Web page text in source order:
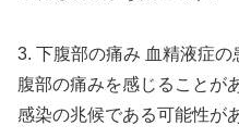
3. 下腹部の痛み 血精液症
腹部の痛みを感じることが
感染の兆候である可能性が